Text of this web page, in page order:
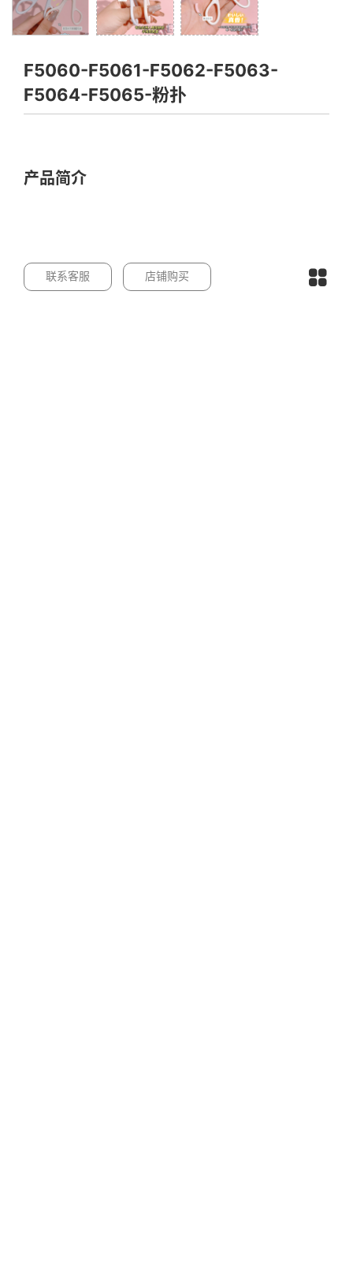
F5060-F5061-F5062-F5063-
F5064-F5065-粉扑
产品简介
联系客服 店铺购买